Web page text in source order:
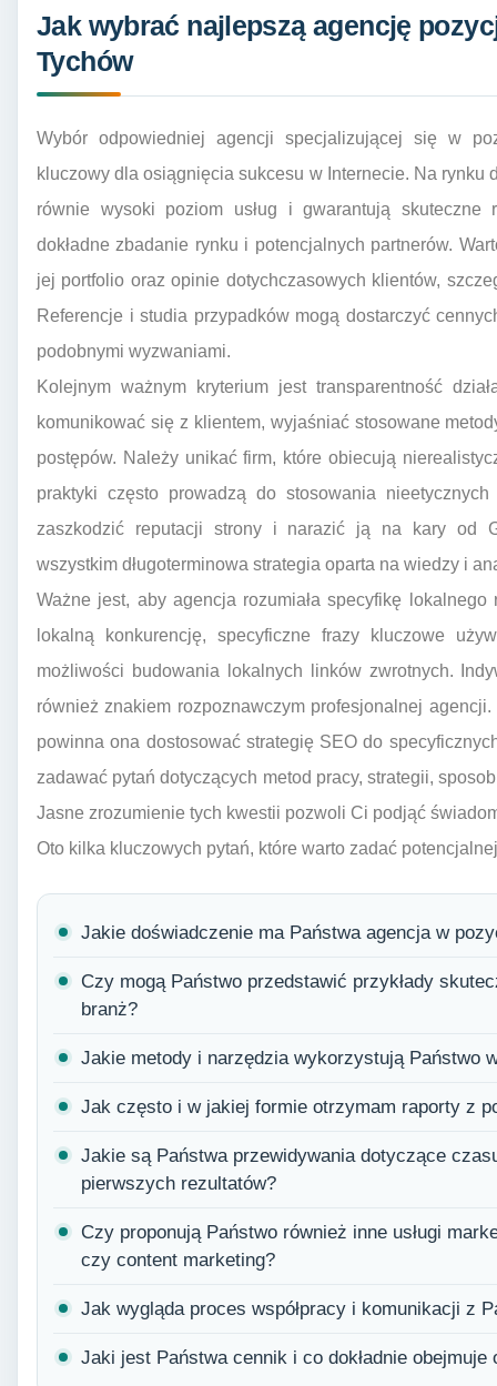
Jak wybrać najlepszą agencję
Tychów
Wybór odpowiedniej agencji specjalizującej się w
kluczowy dla osiągnięcia sukcesu w Internecie. Na rynku
równie wysoki poziom usług i gwarantują skuteczne
dokładne zbadanie rynku i potencjalnych partnerów.
jej portfolio oraz opinie dotychczasowych klientów,
Referencje i studia przypadków mogą dostarczyć
podobnymi wyzwaniami.
Kolejnym ważnym kryterium jest transparentność
komunikować się z klientem, wyjaśniać stosowane
postępów. Należy unikać firm, które obiecują
praktyki często prowadzą do stosowania
zaszkodzić reputacji strony i narazić ją na kary od
wszystkim długoterminowa strategia oparta na wiedzy i
Ważne jest, aby agencja rozumiała specyfikę
lokalną konkurencję, specyficzne frazy kluczowe
możliwości budowania lokalnych linków zwrotnych.
również znakiem rozpoznawczym profesjonalnej
powinna ona dostosować strategię SEO do
zadawać pytań dotyczących metod pracy, strategii,
Jasne zrozumienie tych kwestii pozwoli Ci podjąć
Oto kilka kluczowych pytań, które warto zadać
Jakie doświadczenie ma Państwa agencja w
Czy mogą Państwo przedstawić przykłady
branż?
Jakie metody i narzędzia wykorzystują Państwo
Jak często i w jakiej formie otrzymam raporty z
Jakie są Państwa przewidywania dotyczące
pierwszych rezultatów?
Czy proponują Państwo również inne usługi
czy content marketing?
Jak wygląda proces współpracy i komunikacji z
Jaki jest Państwa cennik i co dokładnie obejmuje